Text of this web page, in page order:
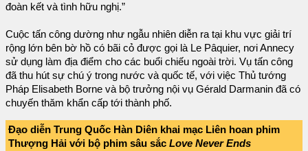
đoàn kết và tình hữu nghị.”
Cuộc tấn công dường như ngẫu nhiên diễn ra tại khu vực giải trí
rộng lớn bên bờ hồ có bãi cỏ được gọi là Le Pâquier, nơi Annecy
sử dụng làm địa điểm cho các buổi chiếu ngoài trời. Vụ tấn công
đã thu hút sự chú ý trong nước và quốc tế, với việc Thủ tướng
Pháp Elisabeth Borne và bộ trưởng nội vụ Gérald Darmanin đã có
chuyến thăm khẩn cấp tới thành phố.
Đạo diễn Trung Quốc Hàn Diên khai mạc Liên hoan phim
Thượng Hải với bộ phim sâu sắc Love Never Ends